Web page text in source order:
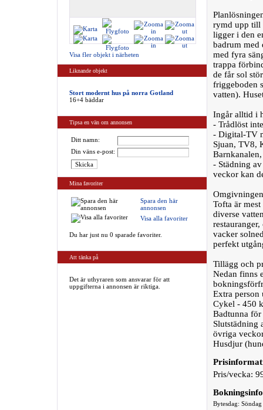
Visa fler objekt i närheten
Liknande objekt
Stort modernt hus på norra Gotland
16+4 bäddar
Tipsa en vän om annonsen
Ditt namn:
Din väns e-post:
Mina favoriter
Spara den här
annonsen
Visa alla favoriter
Du har just nu 0 sparade favoriter.
Att tänka på
Det är uthyraren som ansvarar för att
uppgifterna i annonsen är riktiga.
rymd upp till
ligger i den
badrum med
med fyra
trappa
de får sol
friggeboden
vatten).
Ingår alltid i
- Trådlöst
- Digital-TV
Sjuan, TV8,
- Städning
veckor kan
Omgivningen
Tofta är
diverse
vacker
perfekt
Tillägg och
Nedan finns
Extra person
Cykel - 450
Badtunna
Slutstädning
övriga
Husdjur
Pris/vecka:
Bytesdag: Söndag